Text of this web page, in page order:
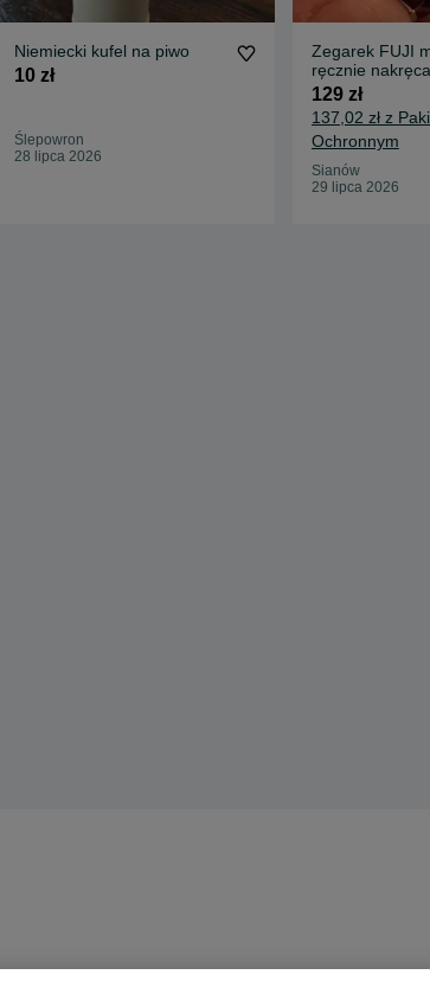
Niemiecki kufel na piwo
10 zł
Ślepowron
28 lipca 2026
Zegarek FUJI
ręcznie
damski
129 zł
137,02 zł z
Ochronnym
Sianów
29 lipca 2026